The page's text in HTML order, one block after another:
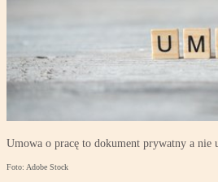
Umowa o pracę to dokument prywatny a
Foto: Adobe Stock